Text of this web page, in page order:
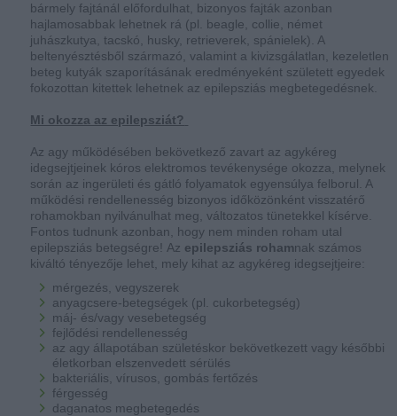
bármely fajtánál előfordulhat, bizonyos fajták azonban
hajlamosabbak lehetnek rá (pl. beagle, collie, német
juhászkutya, tacskó, husky, retrieverek, spánielek). A
beltenyésztésből származó, valamint a kivizsgálatlan, kezeletlen
beteg kutyák szaporításának eredményeként született egyedek
fokozottan kitettek lehetnek az epilepsziás megbetegedésnek.
Mi okozza az epilepsziát?
Az agy működésében bekövetkező zavart az agykéreg
idegsejtjeinek kóros elektromos tevékenysége okozza, melynek
során az ingerületi és gátló folyamatok egyensúlya felborul. A
működési rendellenesség bizonyos időközönként visszatérő
rohamokban nyilvánulhat meg, változatos tünetekkel kísérve.
Fontos tudnunk azonban, hogy nem minden roham utal
epilepsziás betegségre! Az epilepsziás rohamnak számos
kiváltó tényezője lehet, mely kihat az agykéreg idegsejtjeire:
mérgezés, vegyszerek
anyagcsere-betegségek (pl. cukorbetegség)
máj- és/vagy vesebetegség
fejlődési rendellenesség
az agy állapotában születéskor bekövetkezett vagy későbbi
életkorban elszenvedett sérülés
bakteriális, vírusos, gombás fertőzés
férgesség
daganatos megbetegedés